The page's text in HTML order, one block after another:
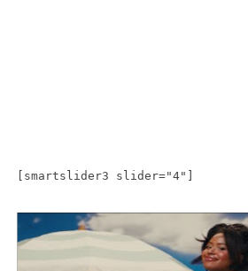
[smartslider3 slider="4"]